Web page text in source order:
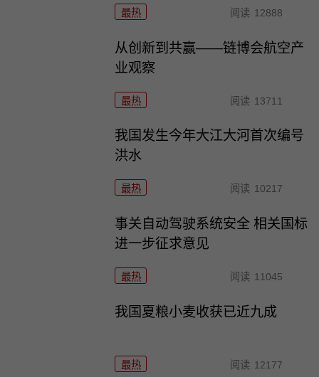
最热 阅读 12888
从创新到共赢——链博会航空产
业观察
最热 阅读 13711
我国发生今年大江大河首次编号
洪水
最热 阅读 10217
事关自动驾驶系统安全 相关国标
进一步征求意见
最热 阅读 11045
我国夏粮小麦收获已近九成
最热 阅读 12177